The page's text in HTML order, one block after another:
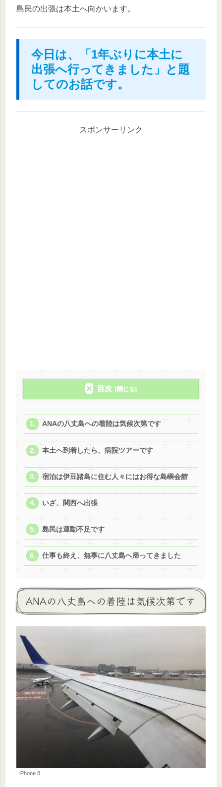
島民の出張は本土へ向かいます。
今日は、「1年ぶりに本土に
出張へ行ってきました」と題
してのお話です。
スポンサーリンク
目次
ANAの八丈島への着陸は気候次第です
本土へ到着したら、病院ツアーです
宿泊は伊豆諸島に住む人々にはお得な島嶼会館
いざ、関西へ出張
島民は運動不足です
仕事も終え、無事に八丈島へ帰ってきました
ANAの八丈島への着陸は気候次第です
iPhone 8